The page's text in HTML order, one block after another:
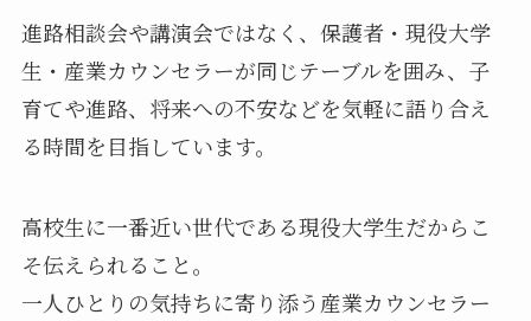
進路相談会や講演会ではなく、保護者・現役大学
生・産業カウンセラーが同じテーブルを囲み、子
育てや進路、将来への不安などを気軽に語り合え
る時間を目指しています。
高校生に一番近い世代である現役大学生だからこ
そ伝えられること。
一人ひとりの気持ちに寄り添う産業カウンセラー